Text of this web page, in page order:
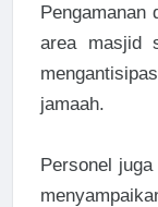
Pengamanan
area masjid
jamaah.
Personel